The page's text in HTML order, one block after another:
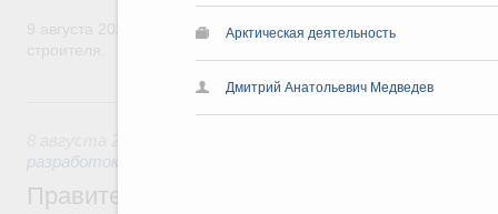
Арктическая деятельность
Дмитрий Анатольевич Медведев
9 августа 2026 года отмечается профессиональный праздник
Вчера
разработок
Правительство расширило перечень